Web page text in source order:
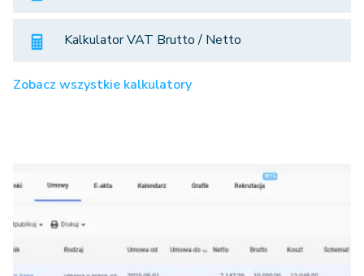
Kalkulator VAT Brutto / Netto
Zobacz wszystkie kalkulatory